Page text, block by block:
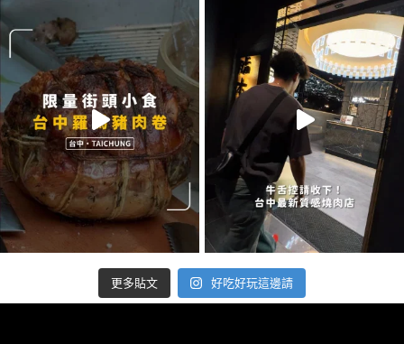
更多貼文 好吃好玩這邊請